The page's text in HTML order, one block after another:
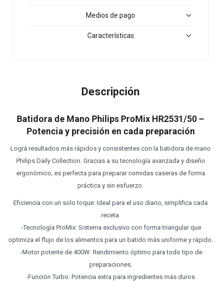
Medios de pago
Características
Descripción
Batidora de Mano Philips ProMix HR2531/50 –
Potencia y precisión en cada preparación
Lográ resultados más rápidos y consistentes con la batidora de mano
Philips Daily Collection. Gracias a su tecnología avanzada y diseño
ergonómico, es perfecta para preparar comidas caseras de forma
práctica y sin esfuerzo.
Eficiencia con un solo toque: Ideal para el uso diario, simplifica cada
receta.
-Tecnología ProMix: Sistema exclusivo con forma triangular que
optimiza el flujo de los alimentos para un batido más uniforme y rápido.
-Motor potente de 400W: Rendimiento óptimo para todo tipo de
preparaciones.
-Función Turbo: Potencia extra para ingredientes más duros.